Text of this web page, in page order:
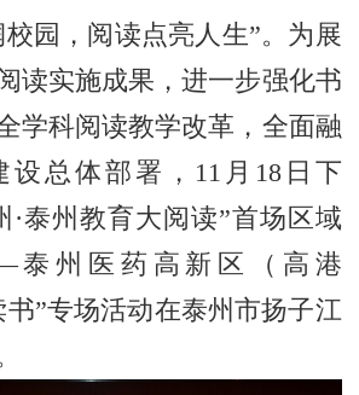
校园，阅读点亮人生”。为展
读实施成果，进一步强化书
学科阅读教学改革，全面融
设总体部署，11月18日下
·泰州教育大阅读”首场区域
州医药高新区（高港
书”专场活动在泰州市扬子江